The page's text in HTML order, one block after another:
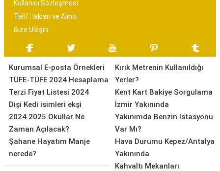
Kullanıcı Sözleşmesi
Telif Hakları ve Alıntı
Bize Ulaşın
Kurumsal E-posta Örnekleri
TÜFE-TÜFE 2024 Hesaplama
Terzi Fiyat Listesi 2024
Dişi Kedi isimleri ekşi
2024 2025 Okullar Ne
Zaman Açılacak?
Şahane Hayatım Manje
nerede?
Kırık Metrenin Kullanıldığı
Yerler?
Kent Kart Bakiye Sorgulama
İzmir Yakınında
Yakınımda Benzin İstasyonu
Var Mı?
Hava Durumu Kepez/Antalya
Yakınında
Kahvaltı Mekanları